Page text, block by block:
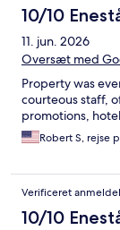
10/10
11. jun. 2026
Oversæt med
Property was
courteous staff,
promotions,
Robert S, rejse
Verificeret
10/10